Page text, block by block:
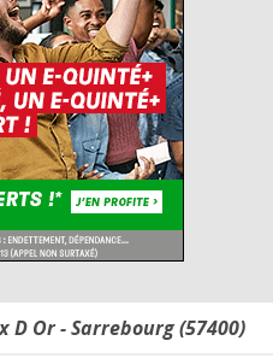
D Or - Sarrebourg (57400)